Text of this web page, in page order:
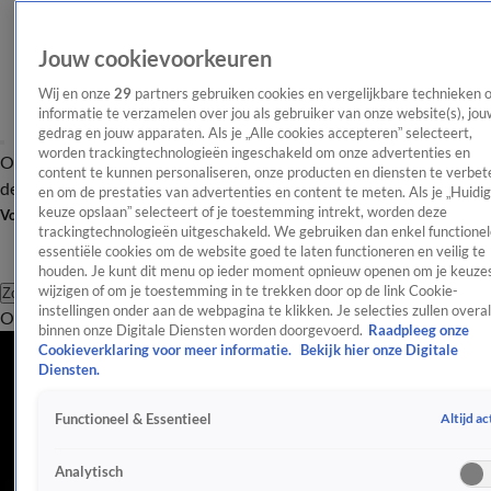
OverzichtAfleveringen Entertainment TV Algemeen
Tip
de redactieNieuwsbrief
Volg Shownieuws
Zoeken
OverzichtEntertainmentSpraakmakendRealityCrimeVideo's
Johan Derksen
Johan Derksen, ook wel bekend als 'De Snor' is een bekende tv-
'Voetbal Internationaal. Lees hier meer over Johan.
Genee, Derksen, Verlinde: volop verrassende gezichten in film De Bevers
Jouw cookievoorkeuren
Wij en onze 29 partners gebruiken cookies en vergelijkbare technieken
informatie te verzamelen over jou als gebruiker van onze website(s),
gedrag en jouw apparaten. Als je „Alle cookies accepteren” selecteert,
worden trackingtechnologieën ingeschakeld om onze advertenties en
content te kunnen personaliseren, onze producten en diensten te
en om de prestaties van advertenties en content te meten. Als je
keuze opslaan” selecteert of je toestemming intrekt, worden deze
trackingtechnologieën uitgeschakeld. We gebruiken dan enkel
essentiële cookies om de website goed te laten functioneren en veilig te
houden. Je kunt dit menu op ieder moment opnieuw openen om je
wijzigen of om je toestemming in te trekken door op de link Cookie-
instellingen onder aan de webpagina te klikken. Je selecties zullen overal
binnen onze Digitale Diensten worden doorgevoerd. Raadpleeg onze
Cookieverklaring voor meer informatie.
Bekijk hier onze Digitale
Diensten.
Functioneel & Essentieel Altijd
Analytisch